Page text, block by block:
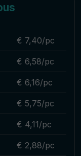
€ 7,40/pc
€ 6,58/pc
€ 6,16/pc
€ 5,75/pc
€ 4,11/pc
€ 2,88/pc